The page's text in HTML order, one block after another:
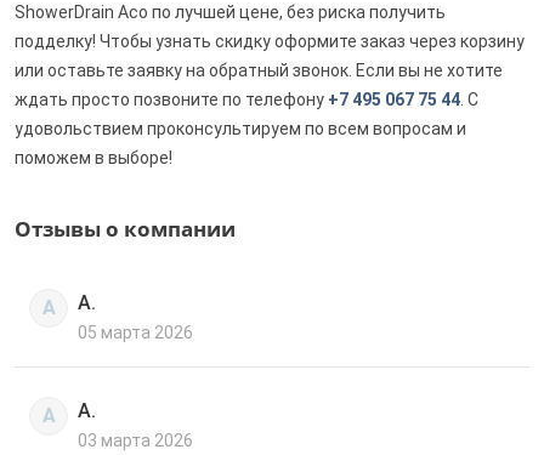
ShowerDrain Aco по лучшей цене, без риска получить
подделку! Чтобы узнать скидку оформите заказ через корзину
или оставьте заявку на обратный звонок. Если вы не хотите
ждать просто позвоните по телефону +7 495 067 75 44 . С
удовольствием проконсультируем по всем вопросам и
поможем в выборе!
Отзывы о компании
А А.
05 марта 2026
А А.
03 марта 2026